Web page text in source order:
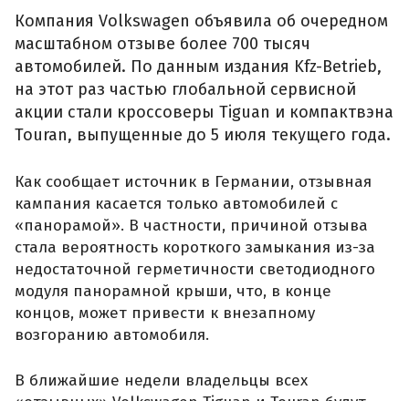
Компания Volkswagen объявила об очередном
масштабном отзыве более 700 тысяч
автомобилей. По данным издания Kfz-Betrieb,
на этот раз частью глобальной сервисной
акции стали кроссоверы Tiguan и компактвэна
Touran, выпущенные до 5 июля текущего года.
Как сообщает источник в Германии, отзывная
кампания касается только автомобилей с
«панорамой». В частности, причиной отзыва
стала вероятность короткого замыкания из-за
недостаточной герметичности светодиодного
модуля панорамной крыши, что, в конце
концов, может привести к внезапному
возгоранию автомобиля.
В ближайшие недели владельцы всех